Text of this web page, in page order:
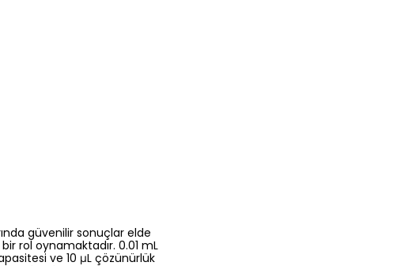
güvenilir sonuçlar elde
rol oynamaktadır. 0.01 mL
ve 10 μL çözünürlük